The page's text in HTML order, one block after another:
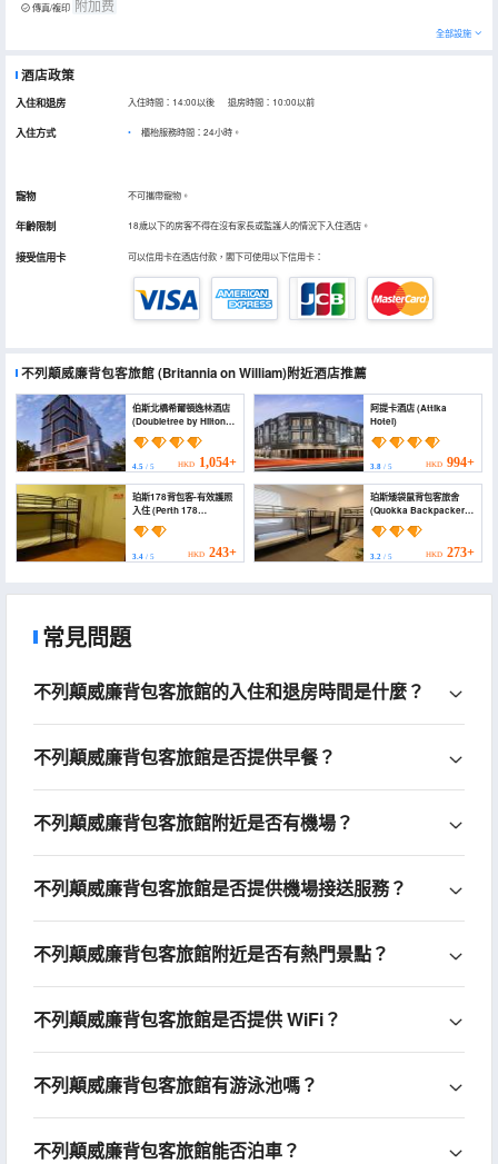
傳真/複印 附加费
全部設施
酒店政策
入住和退房 入住時間：14:00以後 退房時間：10:00以前
入住方式 櫃枱服務時間：24小時。
寵物 不可攜帶寵物。
年齡限制 18歲以下的房客不得在沒有家長或監護人的情況下入住酒店。
接受信用卡 可以信用卡在酒店付款，閣下可使用以下信用卡：
不列顛威廉背包客旅館(Britannia on William)附近酒店推薦
伯斯北橋希爾頓逸林酒店
(Doubletree by Hilton
Perth Northbridge)
4.5 / 5 HKD 1,054+
阿提卡酒店 (Attika
Hotel)
3.8/ 5 HKD 994+
珀斯178背包客-有效護照
入住 (Perth 178
Backpackers ( Valid
Passport Required for
3.4 / 5 HKD 243+
珀斯矮袋鼠背包客旅舍
(Quokka Backpackers
Hostel Perth - note -
Valid passport required
3.2/ 5 HKD 273+
常見問題
不列顛威廉背包客旅館的入住和退房時間是什麼？
不列顛威廉背包客旅館是否提供早餐？
不列顛威廉背包客旅館附近是否有機場？
不列顛威廉背包客旅館是否提供機場接送服務？
不列顛威廉背包客旅館附近是否有熱門景點？
不列顛威廉背包客旅館是否提供 WiFi？
不列顛威廉背包客旅館有游泳池嗎？
不列顛威廉背包客旅館能否泊車？